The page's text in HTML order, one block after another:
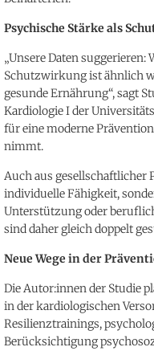
Psychische Stärke als
„Unsere Daten
Schutzwirkung ist ähnlich
gesunde Ernährung“, sagt
Kardiologie I der
für eine moderne
nimmt.
Auch aus gesellschaftlicher
individuelle Fähigkeit,
Unterstützung oder
sind daher gleich doppelt
Neue Wege in der
Die Autor:innen der Studie
in der kardiologischen
Resilienztrainings,
Berücksichtigung